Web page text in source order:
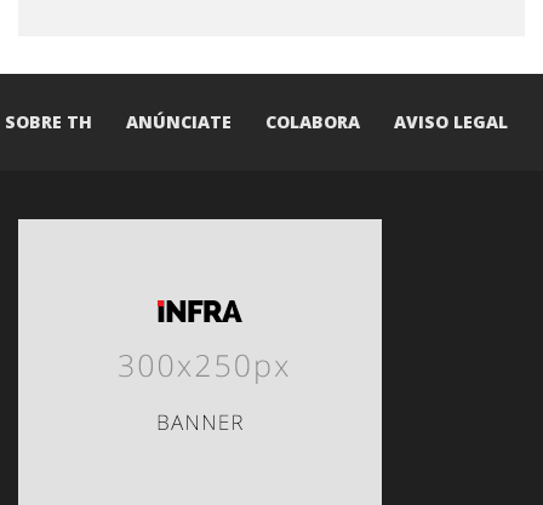
SOBRE TH ANÚNCIATE COLABORA AVISO LEGAL